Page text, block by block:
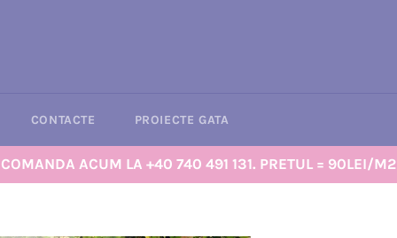
CONTACTE PROIECTE GATA
COMANDA ACUM LA +40 740 491 131. PRETUL = 90LEI/M2